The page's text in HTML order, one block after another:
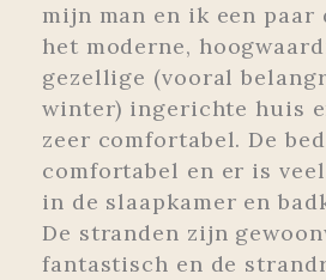
mijn man en ik een paar
het moderne,
gezellige (vooral
winter) ingerichte huis
zeer comfortabel. De
comfortabel en er is
in de slaapkamer en
De stranden zijn
fantastisch en de